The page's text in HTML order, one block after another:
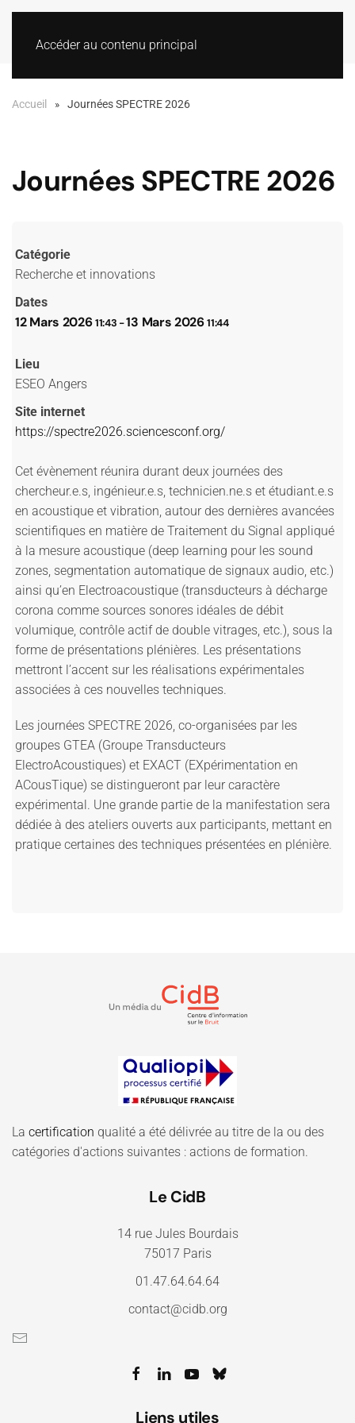
Accéder au contenu principal
Accueil Journées SPECTRE 2026
Journées SPECTRE 2026
Catégorie
Recherche et innovations
Dates
12 Mars 2026 11:43 -13 Mars 2026 11:44
Lieu
ESEO Angers
Site internet
https://spectre2026.sciencesconf.org/
Cet évènement réunira durant deux journées des
chercheur.e.s, ingénieur.e.s, technicien.ne.s et étudiant.e.s
en acoustique et vibration, autour des dernières avancées
scientifiques en matière de Traitement du Signal appliqué
à la mesure acoustique (deep learning pour les sound
zones, segmentation automatique de signaux audio, etc.)
ainsi qu’en Electroacoustique (transducteurs à décharge
corona comme sources sonores idéales de débit
volumique, contrôle actif de double vitrages, etc.), sous la
forme de présentations plénières. Les présentations
mettront l’accent sur les réalisations expérimentales
associées à ces nouvelles techniques.
Les journées SPECTRE 2026, co-organisées par les
groupes GTEA (Groupe Transducteurs
ElectroAcoustiques) et EXACT (EXpérimentation en
ACousTique) se distingueront par leur caractère
expérimental. Une grande partie de la manifestation sera
dédiée à des ateliers ouverts aux participants, mettant en
pratique certaines des techniques présentées en plénière.
La certification qualité a été délivrée au titre de la ou des
catégories d'actions suivantes : actions de formation.
Le CidB
14 rue Jules Bourdais
75017 Paris
01.47.64.64.64
contact@cidb.org
Liens utiles